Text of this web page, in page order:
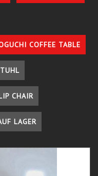
COFFEE TABLE
CHAIR
LAGER